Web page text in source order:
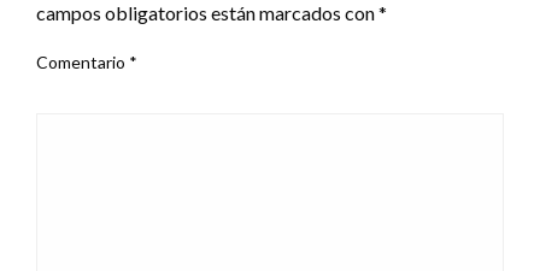
campos obligatorios están marcados con*
Comentario *